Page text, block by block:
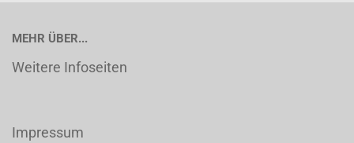
MEHR ÜBER...
Weitere Infoseiten
Impressum